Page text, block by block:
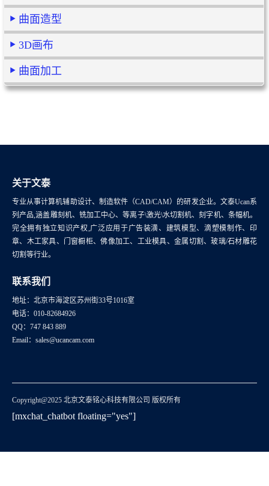
曲面造型
3D画布
曲面加工
关于文泰
专业从事计算机辅助设计、制造软件（CAD/CAM）的研发企业。文泰Ucan系
列产品,涵盖雕刻机、铣加工中心、等离子\激光\水切割机、刻字机、条幅机。
完全拥有独立知识产权,广泛应用于广告装潢、建筑模型、滴塑模制作、印
章、木工家具、门窗橱柜、佛像加工、工业模具、金属切割、玻璃/石材雕花
切割等行业。
联系我们
地址：北京市海淀区苏州街33号1016室
电话：010-82684926
QQ：747 843 889
Email：sales@ucancam.com
Copyright@2025 北京文泰铭心科技有限公司 版权所有
[mxchat_chatbot floating="yes"]